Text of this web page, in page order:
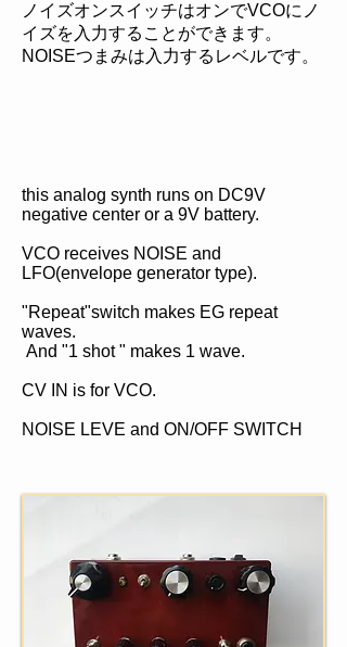
ノイズオンスイッチはオンでVCOにノ
イズを入力することができます。
NOISEつまみは入力するレベルです。
this analog synth runs on DC9V
negative center or a 9V battery.
VCO receives NOISE and
LFO(envelope generator type).
"Repeat"switch makes EG repeat
waves.
And "1 shot " makes 1 wave.
CV IN is for VCO.
NOISE LEVE and ON/OFF SWITCH